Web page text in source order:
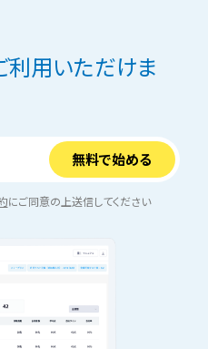
利用いただけま
にご同意の上送信してください